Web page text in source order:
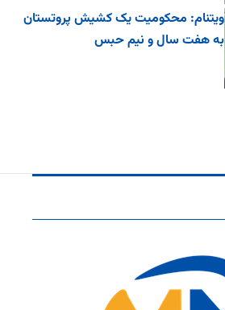
ویتنام: محکومیت یک کشیش پروتستان
به هفت سال و نیم حبس